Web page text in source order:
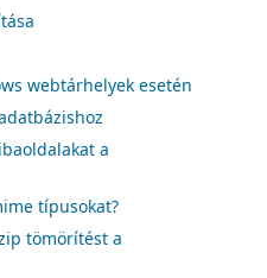
webtárhelyek esetén
a
típusokat?
tömörítést a